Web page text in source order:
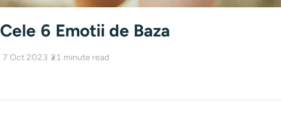
Cele 6 Emotii de Baza
7 Oct 2023 21 minute read